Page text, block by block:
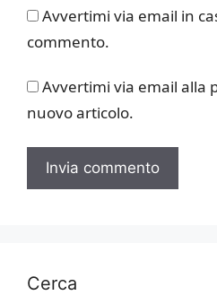
Avvertimi via email in
commento.
Avvertimi via email alla
nuovo articolo.
Cerca